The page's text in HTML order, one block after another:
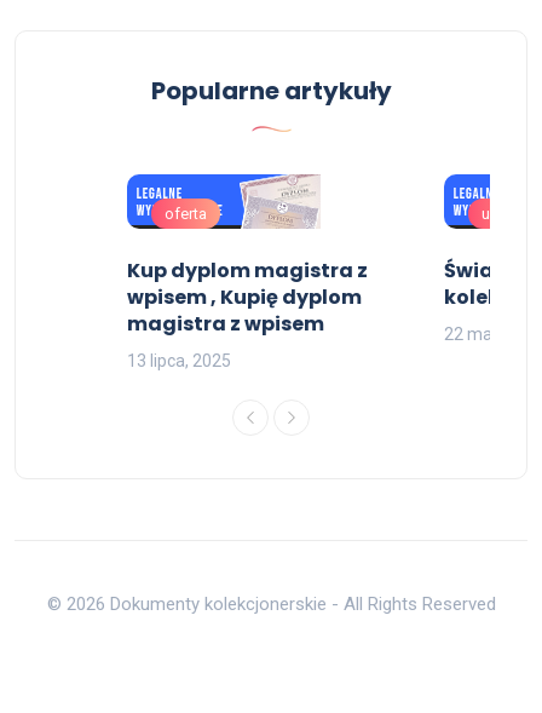
Popularne artykuły
oferta
Kup dyplom magistra z
wpisem , Kupię dyplom
magistra z wpisem
13 lipca, 2025
uslugi
22 maja,
© 2026 Dokumenty kolekcjonerskie - All Rights Reserved